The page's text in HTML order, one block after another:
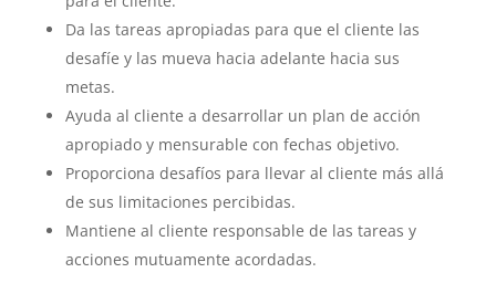
Da las tareas apropiadas para que el cliente las
desafíe y las mueva hacia adelante hacia sus
metas.
Ayuda al cliente a desarrollar un plan de acción
apropiado y mensurable con fechas objetivo.
Proporciona desafíos para llevar al cliente más allá
de sus limitaciones percibidas.
Mantiene al cliente responsable de las tareas y
acciones mutuamente acordadas.